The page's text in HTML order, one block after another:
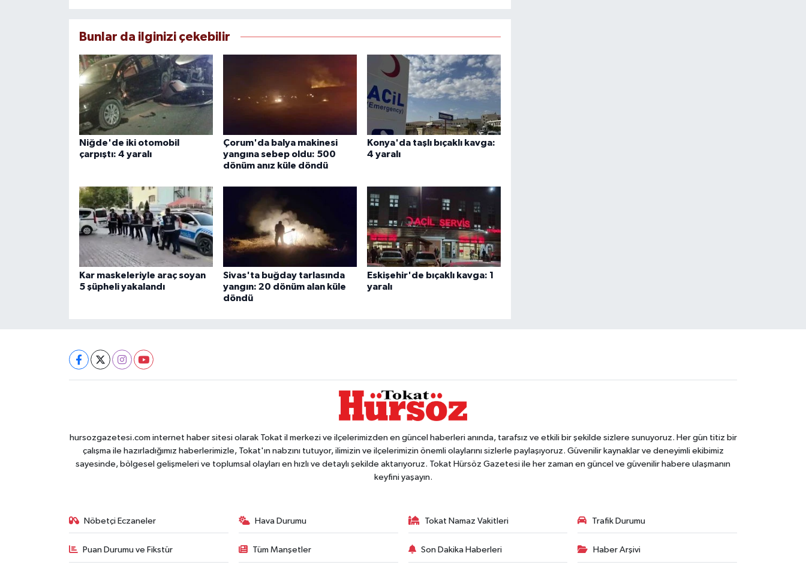
Bunlar da ilginizi çekebilir
Niğde'de iki otomobil
çarpıştı: 4 yaralı
Çorum'da balya makinesi
yangına sebep oldu: 500
dönüm anız küle döndü
Konya'da taşlı bıçaklı kavga:
4 yaralı
Kar maskeleriyle araç soyan
5 şüpheli yakalandı
Sivas'ta buğday tarlasında
yangın: 20 dönüm alan küle
döndü
Eskişehir'de bıçaklı kavga: 1
yaralı
hursozgazetesi.com internet haber sitesi olarak Tokat il merkezi ve ilçelerimizden en güncel haberleri anında, tarafsız ve etkili bir şekilde sizlere sunuyoruz. Her gün titiz bir
çalışma ile hazırladığımız haberlerimizle, Tokat'ın nabzını tutuyor, ilimizin ve ilçelerimizin önemli olaylarını sizlerle paylaşıyoruz. Güvenilir kaynaklar ve deneyimli ekibimiz
sayesinde, bölgesel gelişmeleri ve toplumsal olayları en hızlı ve detaylı şekilde aktarıyoruz. Tokat Hürsöz Gazetesi ile her zaman en güncel ve güvenilir habere ulaşmanın
keyfini yaşayın.
Nöbetçi Eczaneler Hava Durumu Tokat Namaz Vakitleri Trafik Durumu
Puan Durumu ve Fikstür Tüm Manşetler Son Dakika Haberleri Haber Arşivi